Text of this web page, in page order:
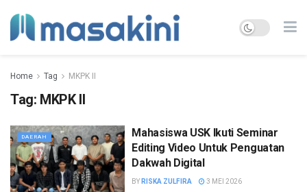
Home Tag MKPK II
Tag: MKPK II
DAERAH
Mahasiswa USK Ikuti Seminar
Editing Video Untuk Penguatan
Dakwah Digital
BY RISKA ZULFIRA 3 MEI 2026